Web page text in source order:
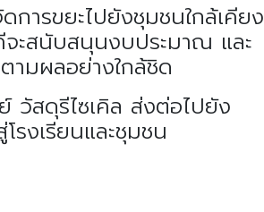
ารขยะไปยังชุมชนใกล้เคียง
ะสนับสนุนงบประมาณ และ
มผลอย่างใกล้ชิด
วัสดุรีไซเคิล ส่งต่อไปยัง
รงเรียนและชุมชน